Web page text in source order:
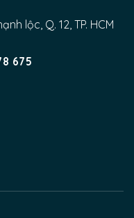
lộc, Q. 12, TP. HCM
675